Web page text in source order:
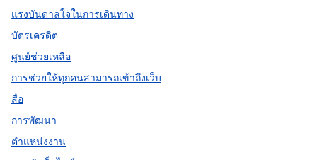
แรงบันดาลใจในการเดินทาง
บัตรเครดิต
ศูนย์ช่วยเหลือ
การช่วยให้ทุกคนสามารถเข้าถึงเว็บ
สื่อ
การพัฒนา
ตำแหน่งงาน